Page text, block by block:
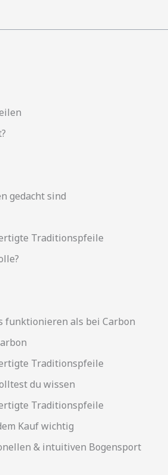
gedacht sind
Traditionspfeile
funktionieren als bei Carbon
Traditionspfeile
du wissen
Traditionspfeile
Kauf wichtig
& intuitiven Bogensport